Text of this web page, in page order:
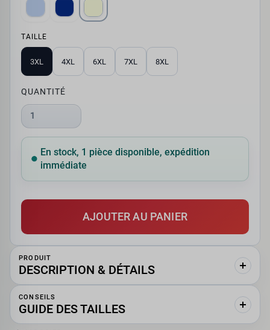
TAILLE
3XL 4XL 6XL 7XL 8XL
QUANTITÉ
1
En stock, 1 pièce disponible, expédition
immédiate
AJOUTER AU PANIER
PRODUIT
DESCRIPTION & DÉTAILS
CONSEILS
GUIDE DES TAILLES